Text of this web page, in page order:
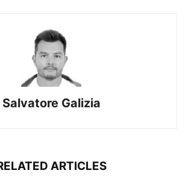
Salvatore Galizia
ARTICLES